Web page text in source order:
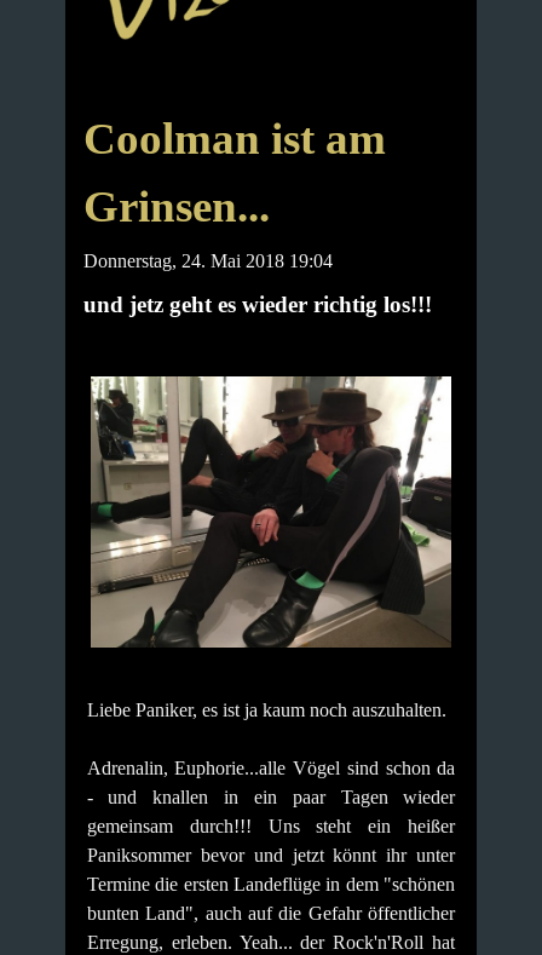
Coolman ist am
Grinsen...
Donnerstag, 24. Mai 2018 19:04
und jetz geht es wieder richtig los!!!
Liebe Paniker, es ist ja kaum noch auszuhalten.
Adrenalin, Euphorie...alle Vögel sind schon da
- und knallen in ein paar Tagen wieder
gemeinsam durch!!! Uns steht ein heißer
Paniksommer bevor und jetzt könnt ihr unter
Termine die ersten Landeflüge in dem "schönen
bunten Land", auch auf die Gefahr öffentlicher
Erregung, erleben. Yeah... der Rock'n'Roll hat